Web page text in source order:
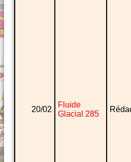
20/02
Fluide
Glacial 285